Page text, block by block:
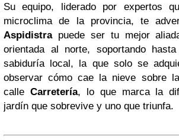
Su equipo, liderado por expertos
microclima de la provincia, te
Aspidistrapuede ser tu mejor
orientada al norte, soportando hasta
sabiduría local, la que solo se
observar cómo cae la nieve sobre
calle Carretería, lo que marca la
jardín que sobrevive y uno que triunfa.